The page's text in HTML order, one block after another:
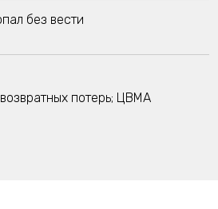
без вести
потерь; ЦВМА